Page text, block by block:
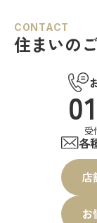
CONTACT
住まいの
受
各
店
お